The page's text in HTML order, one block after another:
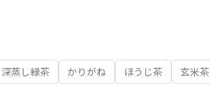
深蒸し緑茶 かりがね ほうじ茶 玄米茶